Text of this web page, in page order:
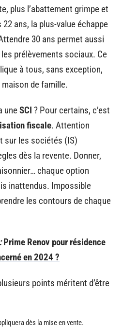
plus l’abattement grimpe et
ans, la plus-value échappe
30 ans permet aussi
prélèvements sociaux. Ce
à tous, sans exception,
de famille.
uneSCI ? Pour certains, c’est
fiscale. Attention
sur les sociétés (IS)
dès la revente. Donner,
chaque option
inattendus. Impossible
les contours de chaque
Prime Renov pour résidence
en 2024 ?
points méritent d’être
dès la mise en vente.